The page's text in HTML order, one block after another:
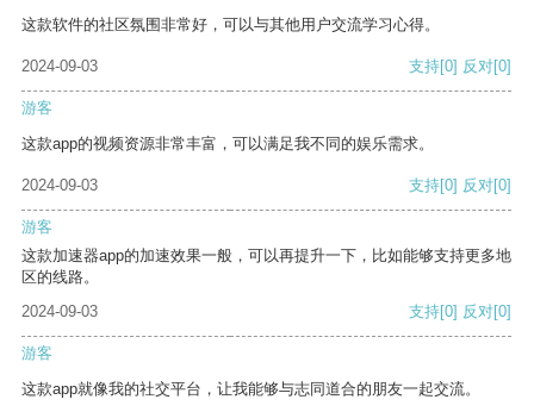
这款软件的社区氛围非常好，可以与其他用户交流学习心得。
2024-09-03 支持[0] 反对[0]
游客
这款app的视频资源非常丰富，可以满足我不同的娱乐需求。
2024-09-03 支持[0] 反对[0]
游客
这款加速器app的加速效果一般，可以再提升一下，比如能够支持更多地
区的线路。
2024-09-03
支持[0] 反对[0]
游客
这款app就像我的社交平台，让我能够与志同道合的朋友一起交流。